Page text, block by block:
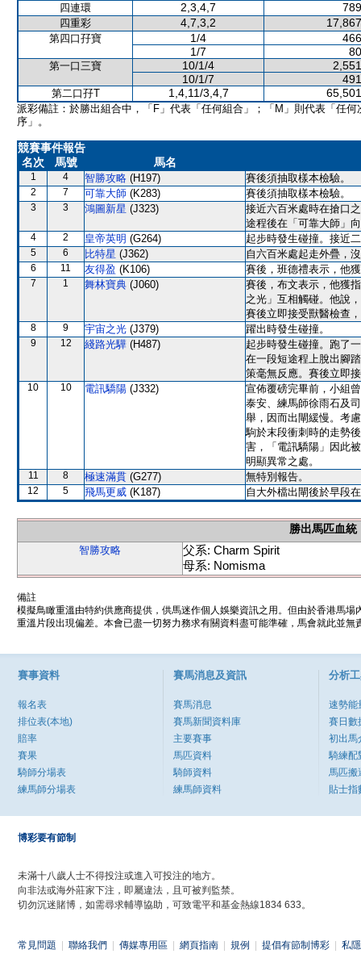
四連環 2,3,4,7
四重彩 4,7,3,2
第四口孖寶 1/4
1/7
第一口三寶 10/1/4
10/1/7
第二口孖T 1,4,11/3,4,7
派彩備註：於勝出組合中，「F」代表「任何組合」；「M」則代表「任何
序」。
競賽事件報告
名次
馬號 馬名
1 4 智勝攻略 (H197) 賽後須抽取樣本檢驗。
2 7 可靠大師 (K283) 賽後須抽取樣本檢驗。
3 3 鴻圖新星 (J323)
接近六百米處時在搶口
途程後在「可靠大師」
4 2 皇帝英明 (G264) 起步時發生碰撞。接近
5 6 比特星 (J362) 自六百米處起走外疊，
6 11 友得盈 (K106) 賽後，班德禮表示，他
7 1 舞林寶典 (J060)
賽後，布文表示，他獲
之光」互相觸碰。他說
賽後立即接受獸醫檢查
8 9 宇宙之光 (J379) 躍出時發生碰撞。
9 12 綫路光驊 (H487)
起步時發生碰撞。跑了
在一段短途程上脫出腳
策毫無反應。賽後立即
10 10 電訊驕陽 (J332)
宣佈覆磅完畢前，小組
泰安、練馬師徐雨石及
舉，因而出閘緩慢。考
駒於末段衝刺時的走勢
害，「電訊驕陽」因此
明顯異常之處。
11 8 極速滿貫 (G277) 無特別報告。
12 5 飛馬更威 (K187) 自大外檔出閘後於早段
勝出馬匹血統
智勝攻略
父系: Charm Spirit
母系: Nomisma
備註
模擬鳥瞰重溫由特約供應商提供，供馬迷作個人娛樂資訊之用。但由於香港馬
重溫片段出現偏差。本會已盡一切努力務求有關資料盡可能準確，馬會就此並
賽事資料
報名表
排位表(本地)
賠率
賽果
騎師分場表
練馬師分場表
賽馬消息及資訊
賽馬消息
賽馬新聞資料庫
主要賽事
馬匹資料
騎師資料
練馬師資料
分析
速勢能
賽日數
初出馬
騎練配
馬匹搬
貼士指
博彩要有節制
未滿十八歲人士不得投注或進入可投注的地方。
向非法或海外莊家下注，即屬違法，且可被判監禁。
切勿沉迷賭博，如需尋求輔導協助，可致電平和基金熱線1834 633。
常見問題 聯絡我們 傳媒專用區 網頁指南 規例 提倡有節制博彩 私